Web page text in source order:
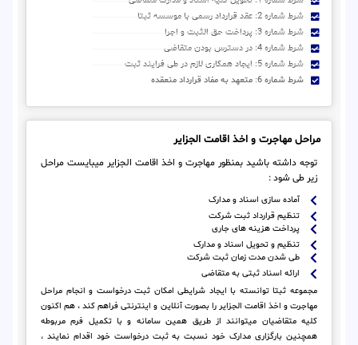
شرط شماره 2: عقد قرارداد رسمی با موسسه ثبتا
شرط شماره 3: پرداخت حق الثبت و اجرا
شرط شماره 4: در دسترس بودن متقاضی
شرط شماره 5: ایجاد همکاری لازم در طی فرایند ثبت
شرط شماره 6: متعهد به مفاد قرارداد منعقده
مراحل مهاجرت و اخذ اقامت الجزایر
توجه داشته باشید بمنظور مهاجرت و اخذ اقامت الجزایر میبایست مراحل
زیر طی شود :
آماده سازی اسناد و مدارک
تنظیم قرارداد ثبت شرکت
پرداخت هزینه های جاری
تنظیم و تحویل اسناد و مدارک
طی شدن مدت زمان ثبت شرکت
ارائه اسناد ثبتی به متقاضی
مجموعه ثبتا توانسته با ایجاد شرایطی امکان ثبت درخواست و انجام مراحل
مهاجرت و اخذ اقامت الجزایر را بصورت آنلاین و اینترنتی فراهم کند ، هم اکنون
کلیه متقاضیان میتوانند از طریق همین سامانه و با تکمیل فرم مربوطه
همچنین بارگزاری مدارک خود نسبت به ثبت درخواست خود اقدام نمایند ،